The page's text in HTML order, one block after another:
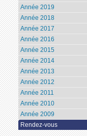
Année 2019
Année 2018
Année 2017
Année 2016
Année 2015
Année 2014
Année 2013
Année 2012
Année 2011
Année 2010
Année 2009
Rendez-vous